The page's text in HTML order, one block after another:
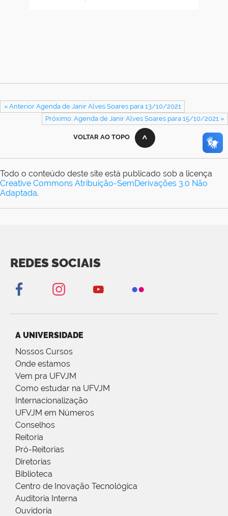
« Anterior Agenda de Janir Alves Soares para 13/10/2021
Próximo: Agenda de Janir Alves Soares para 15/10/2021 »
VOLTAR AO TOPO
Todo o conteúdo deste site está publicado sob a licença
Creative Commons Atribuição-SemDerivações 3.0 Não
Adaptada.
REDES SOCIAIS
A UNIVERSIDADE
Nossos Cursos
Onde estamos
Vem pra UFVJM
Como estudar na UFVJM
Internacionalização
UFVJM em Números
Conselhos
Reitoria
Pró-Reitorias
Diretorias
Biblioteca
Centro de Inovação Tecnológica
Auditoria Interna
Ouvidoria